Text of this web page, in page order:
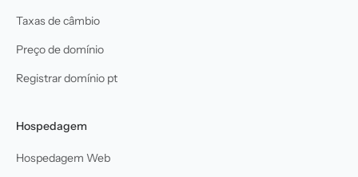
Taxas de câmbio
Preço de domínio
Registrar domínio pt
Hospedagem
Hospedagem Web